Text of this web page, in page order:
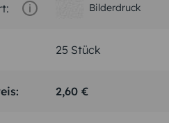
Bilderdruck
2,60 €